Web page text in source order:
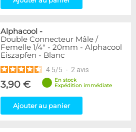
Alphacool -
Double Connecteur Mâle /
Femelle 1/4" - 20mm - Alphacool
Eiszapfen - Blanc
4.5/5 - 2 avis
3,90 €
En stock
Expédition immédiate
Ajouter au panier